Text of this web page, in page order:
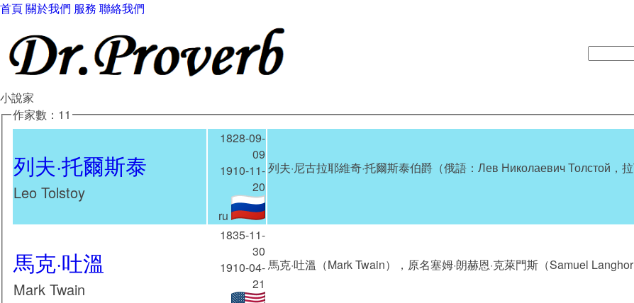
首頁關於我們 服務 聯絡我們
小說家
作家數：11
列夫·托爾斯泰
Leo Tolstoy
1828-09-
09
1910-11-
20
ru
列夫·尼古拉耶維奇·托爾斯泰伯爵（俄語：Лев Николаевич Толстой，
馬克·吐溫
Mark Twain
1835-11-
30
1910-04-
21
馬克·吐溫（Mark Twain），原名塞姆·朗赫恩·克萊門斯（Samuel